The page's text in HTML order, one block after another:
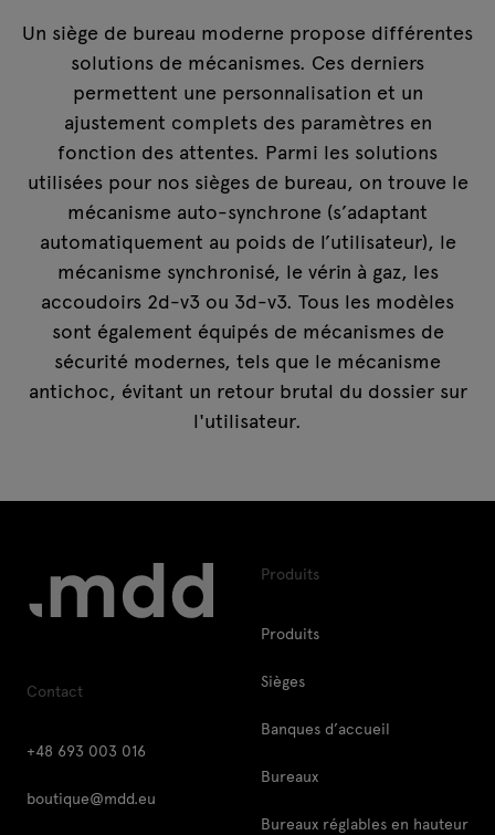
Un siège de bureau moderne propose différentes
solutions de mécanismes. Ces derniers
permettent une personnalisation et un
ajustement complets des paramètres en
fonction des attentes. Parmi les solutions
utilisées pour nos sièges de bureau, on trouve le
mécanisme auto-synchrone (s’adaptant
automatiquement au poids de l’utilisateur), le
mécanisme synchronisé, le vérin à gaz, les
accoudoirs 2d-v3 ou 3d-v3. Tous les modèles
sont également équipés de mécanismes de
sécurité modernes, tels que le mécanisme
antichoc, évitant un retour brutal du dossier sur
l'utilisateur.
Contact
+48 693 003 016
boutique@mdd.eu
Produits
Produits
Sièges
Banques d’accueil
Bureaux
Bureaux réglables en hauteur